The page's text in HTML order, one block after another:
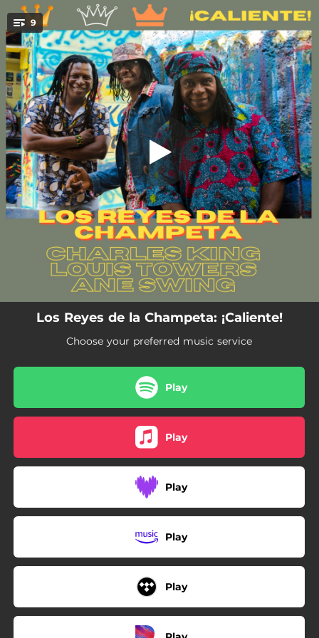
You're all set!
9 El Pum Pum
El Pum Pum
03:14
Chica Gomela
02:51
El Ñeke
03:01
El Pum Pum (feat. Kabra) [Qumbre Remix]
03:06
El Ñeke (DJ Caution & Óscar Díaz Mix)
02:51
El Ñeke (Guacamayo Tropical Mix)
03:20
La Vitamina (feat. Sergent García)
La Vitamina (feat. Zongo Abongo) [The Busy Twist Remix]
Los Reyes de la Champeta: ¡Caliente!
Choose your preferred music service
Play
Play
Play
Play
Play